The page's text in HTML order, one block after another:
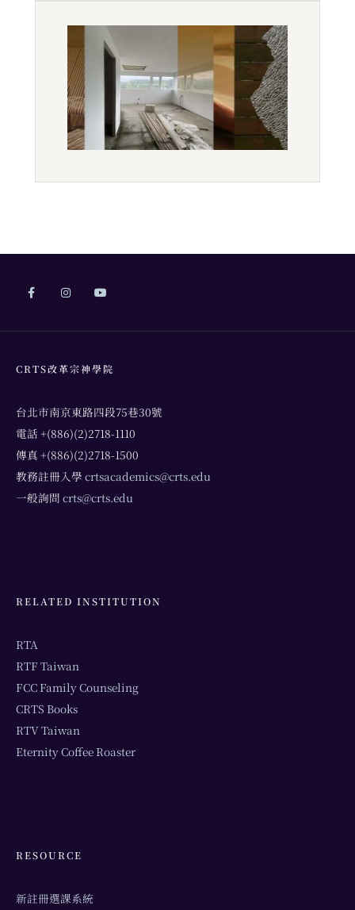
CRTS改革宗神學院
台北市南京東路四段75巷30號
電話 +(886)(2)2718-1110
傳真 +(886)(2)2718-1500
教務註冊入學 crtsacademics@crts.edu
一般詢問 crts@crts.edu
RELATED INSTITUTION
RTA
RTF Taiwan
FCC Family Counseling
CRTS Books
RTV Taiwan
Eternity Coffee Roaster
RESOURCE
新註冊選課系統